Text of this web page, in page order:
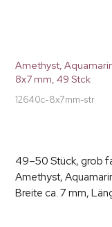
Amethyst,
8x7 mm, 49 Stck
12640c-8x7mm-str
49–50 Stück, grob
Amethyst,
Breite ca. 7 mm,